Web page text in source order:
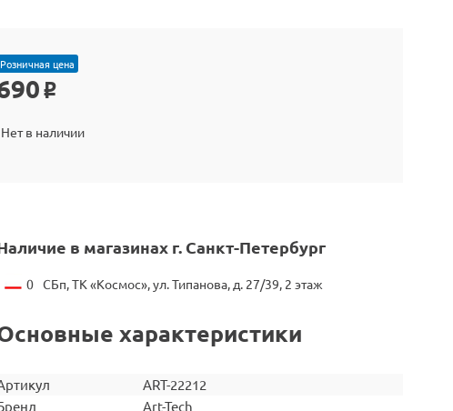
Розничная цена
o
Нет в наличии
в магазинах г. Санкт-Петербург
0 СБп, ТК «Космос», ул. Типанова, д. 27/39, 2 этаж
характеристики
ART-22212
Art-Tech